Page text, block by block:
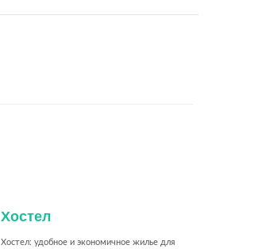
Хостел
Хостел: удобное и экономичное жилье для